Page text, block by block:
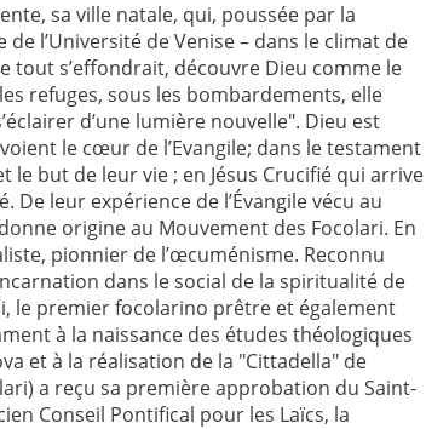
sa ville natale, qui, poussée par la
l’Université de Venise – dans le climat de
tout s’effondrait, découvre Dieu comme le
refuges, sous les bombardements, elle
d’une lumière nouvelle". Dieu est
le cœur de l’Evangile; dans le testament
le but de leur vie ; en Jésus Crucifié qui arrive
leur expérience de l’Évangile vécu au
origine au Mouvement des Focolari. En
pionnier de l’œcuménisme. Reconnu
dans le social de la spiritualité de
le premier focolarino prêtre et également
à la naissance des études théologiques
et à la réalisation de la "Cittadella" de
a reçu sa première approbation du Saint-
Conseil Pontifical pour les Laïcs, la